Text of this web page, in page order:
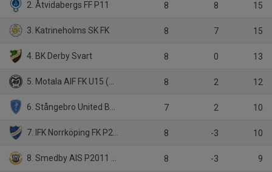
2. Åtvidabergs FF P11 8 8 15
3. Katrineholms SK FK 8 7 15
4. BK Derby Svart 8 0 13
5. Motala AIF FK U15 (2011) 8 2 12
6. Stångebro United BK 2011 7 2 10
7. IFK Norrköping FK P2012 8 -3 10
8. Smedby AIS P2011 Svart 8 -3 9